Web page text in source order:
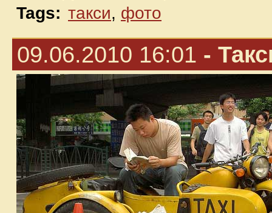
Tags: такси, фото
09.06.2010 16:01 -